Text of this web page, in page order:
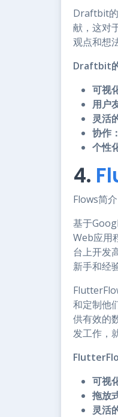
Draftbit的
献，这对
观点和想
Draftbit
可视
用户
灵活
协作：
个性
4.
Flows简
基于
Web应用
台上开发
新手和经
和定制他
供有效的
发工作，
可视
拖放
灵活